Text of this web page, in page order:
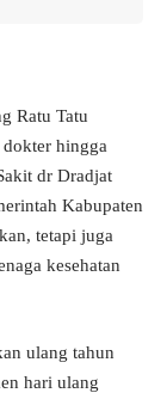
Ratu Tatu
dokter hingga
dr Dradjat
Kabupaten
tetapi juga
kesehatan
ulang tahun
hari ulang